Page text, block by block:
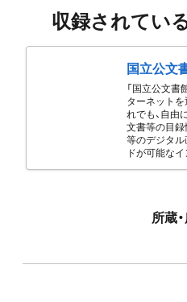
収録されてい
国立公文
「国立公文書
ターネットを
れでも、自由
文書等の目録
等のデジタル
ドが可能な
所蔵